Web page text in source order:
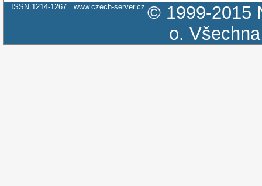
ISSN 1214-1267 www.czech-server.cz © 1999-2015
o.